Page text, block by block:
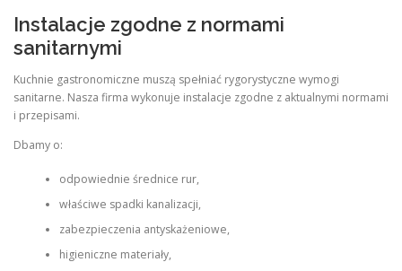
Instalacje zgodne z normami
sanitarnymi
Kuchnie gastronomiczne muszą spełniać rygorystyczne wymogi
sanitarne. Nasza firma wykonuje instalacje zgodne z aktualnymi normami
i przepisami.
Dbamy o:
odpowiednie średnice rur,
właściwe spadki kanalizacji,
zabezpieczenia antyskażeniowe,
higieniczne materiały,